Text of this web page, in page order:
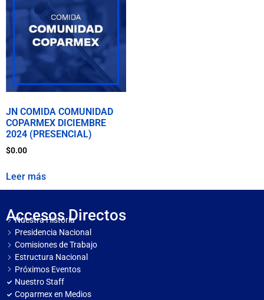
JN COMIDA COMUNIDAD
COPARMEX DICIEMBRE
2024 (PRESENCIAL)
$0.00
Leer más
Accesos Directos
Nuestra Historia
Presidencia Nacional
Comisiones de Trabajo
Estructura Nacional
Próximos Eventos
Nuestro Staff
Coparmex en Medios